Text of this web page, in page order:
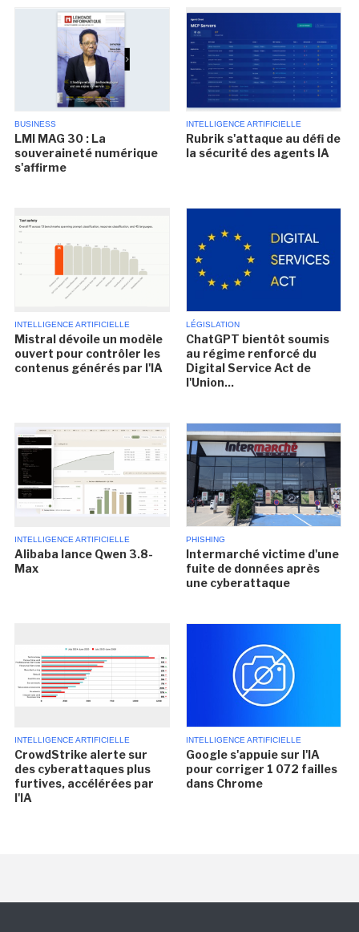
BUSINESS
LMI MAG 30 : La
souveraineté numérique
s'affirme
INTELLIGENCE ARTIFICIELLE
Rubrik s'attaque au défi de
la sécurité des agents IA
INTELLIGENCE ARTIFICIELLE
Mistral dévoile un modèle
ouvert pour contrôler les
contenus générés par l'IA
LÉGISLATION
ChatGPT bientôt soumis
au régime renforcé du
Digital Service Act de
l'Union...
INTELLIGENCE ARTIFICIELLE
Alibaba lance Qwen 3.8-
Max
PHISHING
Intermarché victime d'une
fuite de données après
une cyberattaque
INTELLIGENCE ARTIFICIELLE
CrowdStrike alerte sur
des cyberattaques plus
furtives, accélérées par
l'IA
INTELLIGENCE ARTIFICIELLE
Google s'appuie sur l'IA
pour corriger 1 072 failles
dans Chrome